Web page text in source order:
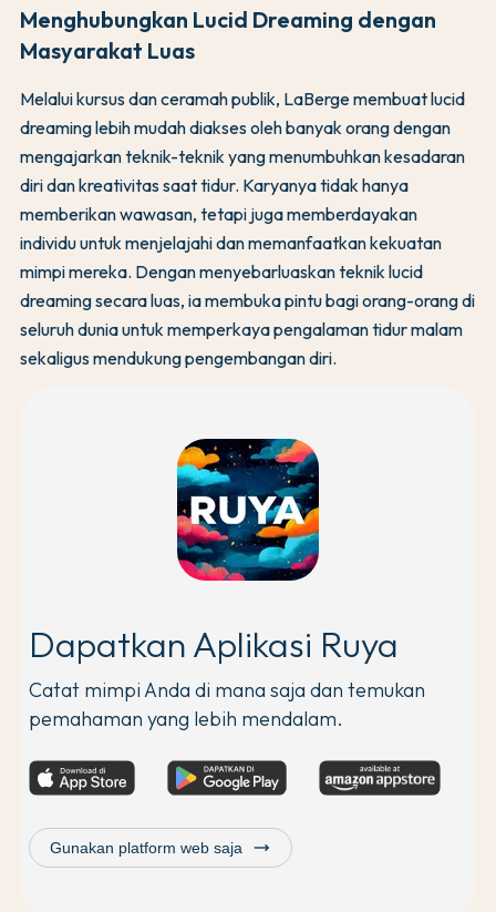
Menghubungkan Lucid Dreaming dengan
Masyarakat Luas
Melalui kursus dan ceramah publik, LaBerge membuat lucid
dreaming lebih mudah diakses oleh banyak orang dengan
mengajarkan teknik-teknik yang menumbuhkan kesadaran
diri dan kreativitas saat tidur. Karyanya tidak hanya
memberikan wawasan, tetapi juga memberdayakan
individu untuk menjelajahi dan memanfaatkan kekuatan
mimpi mereka. Dengan menyebarluaskan teknik lucid
dreaming secara luas, ia membuka pintu bagi orang-orang di
seluruh dunia untuk memperkaya pengalaman tidur malam
sekaligus mendukung pengembangan diri.
Dapatkan Aplikasi Ruya
Catat mimpi Anda di mana saja dan temukan
pemahaman yang lebih mendalam.
Gunakan platform web saja trending_flat